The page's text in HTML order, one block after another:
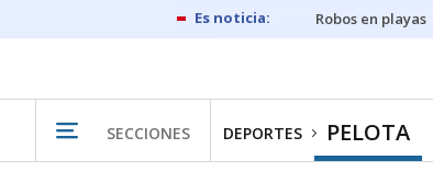
Robos en playas
SECCIONES DEPORTES PELOTA